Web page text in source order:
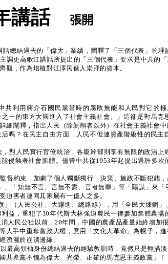
講話 張開
總結過去的「偉大」業績，闡釋了「三個代表」的
調更高歌江講話所提出的「三個代表」要求是中共
觀，作為培植對江澤民個人崇拜的資本。
利用蔣介石國民黨當時的腐敗無能和人民對它的
一的東方大國進入了社會主義社會。」這卻是對馬
細闡釋，指出人民（除剝削者以外）在社會主義社
嗎？在民主自由方面，人民不但連資產階級性的民
對人民實行官僚統治，各級幹部則享有無限的政治
侵蝕著社會肌體。儘管中共從1953年起提出過許多
督約束，加劇了個人獨斷獨行，決策、施政不斷犯錯
「知無不言、言無不盡、言者無罪」等「陽謀」來
迫害者連同其家屬有一億人之多。
（人民公社、大躍進、總路線），用「全民大煉鋼
益，重犯了30年代斯大林強迫農民一律參加集體農
人民公社以前，20年間，中國的農產品產量始終增加
人手中重奪黨政大權，竟用「文化大革命」為幌子
濟瀕於崩潰邊緣。
最高領袖身份總結過去的經驗教訓時，竟然只是輕
產黨不愧為偉大、光榮、正確的馬克思主義政黨」！